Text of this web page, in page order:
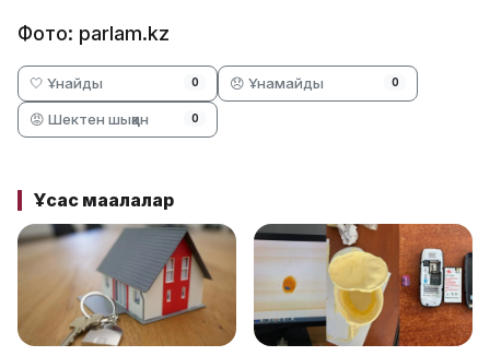
Фото: parlam.kz
🤍 Ұнайды 0 😞 Ұнамайды 0
😡 Шектен шыққан 0
Ұқсас мақалалар